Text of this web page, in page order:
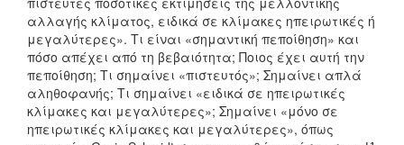
αλλαγής κλίματος, ειδικά σε κλίμακες ηπειρωτικές ή
μεγαλύτερες». Τι είναι «σημαντική πεποίθηση» και
πόσο απέχει από τη βεβαιότητα; Ποιος έχει αυτή την
πεποίθηση; Τι σημαίνει «πιστευτός»; Σημαίνει απλά
αληθοφανής; Τι σημαίνει «ειδικά σε ηπειρωτικές
κλίμακες και μεγαλύτερες»; Σημαίνει «μόνο σε
ηπειρωτικές κλίμακες και μεγαλύτερες», όπως